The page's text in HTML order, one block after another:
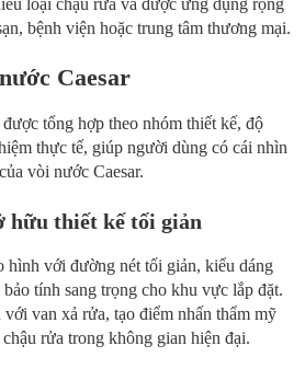
loại chậu rửa và được ứng dụng rộng
bệnh viện hoặc trung tâm thương mại.
Caesar
tổng hợp theo nhóm thiết kế, độ
thực tế, giúp người dùng có cái nhìn
vòi nước Caesar.
hữu thiết kế tối giản
hình với đường nét tối giản, kiểu dáng
tính sang trọng cho khu vực lắp đặt.
với van xả rửa, tạo điểm nhấn thẩm mỹ
rửa trong không gian hiện đại.